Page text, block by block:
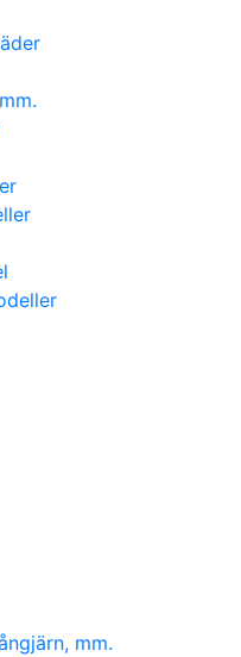
mm.